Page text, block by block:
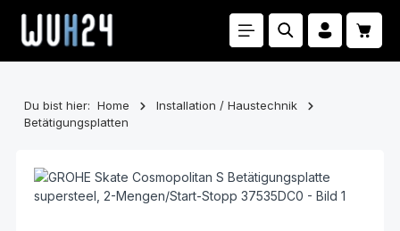
Zum Hauptinhalt springen
Du bist hier: Home
Installation / Haustechnik
Betätigungsplatten